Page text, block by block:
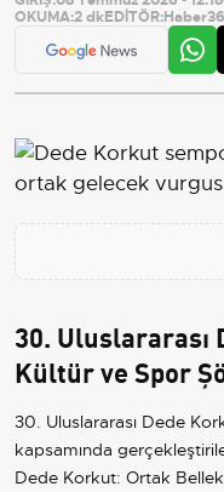
OKUMA:2 dkEDİTÖR:
30. Uluslararası
Kültür ve Spor
30. Uluslararası Dede
kapsamında
Dede Korkut: Ortak